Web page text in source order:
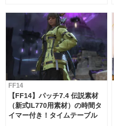
FF14
【FF14】パッチ7.4 伝説素材
（新式IL770用素材）の時間タ
イマー付き！タイムテーブル